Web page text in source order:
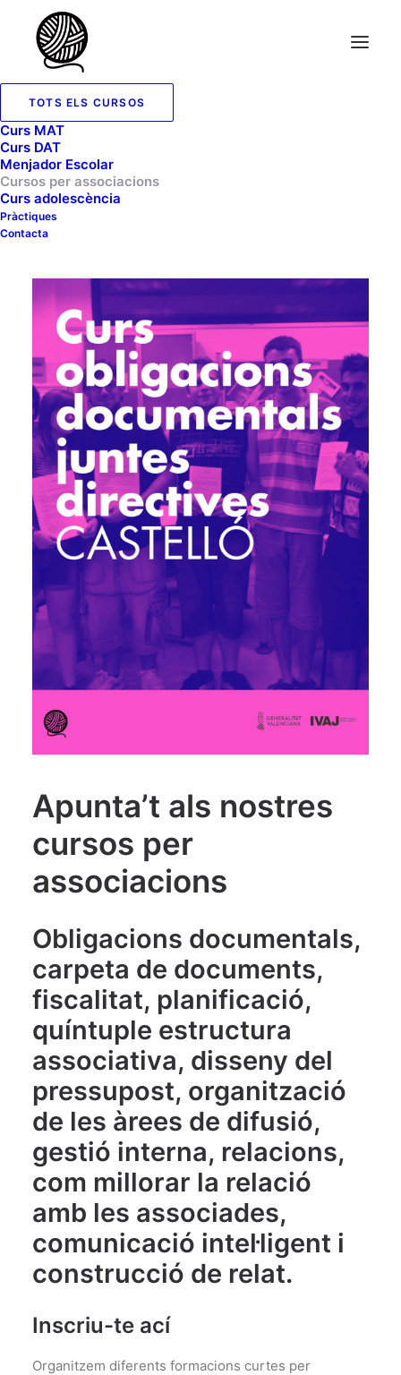
TOTS ELS CURSOS
Curs MAT
Curs DAT
Menjador Escolar
Cursos per associacions
Curs adolescència
Pràctiques
Contacta
FORMACIÓ PERMANENT
Cursos per a juntes directives
d'associacions
Apunta’t als nostres
cursos per
associacions
Obligacions documentals,
carpeta de documents,
fiscalitat, planificació,
quíntuple estructura
associativa, disseny del
pressupost, organització
de les àrees de difusió,
gestió interna, relacions,
com millorar la relació
amb les associades,
comunicació intel·ligent i
construcció de relat.
Inscriu-te ací
Organitzem diferents formacions curtes per